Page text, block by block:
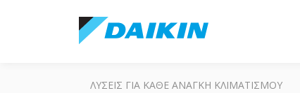
ΛΎΣΕΙΣ ΓΙΑ ΚΆΘΕ ΑΝΆΓΚΗ ΚΛΙΜΑΤΙΣΜΟΎ